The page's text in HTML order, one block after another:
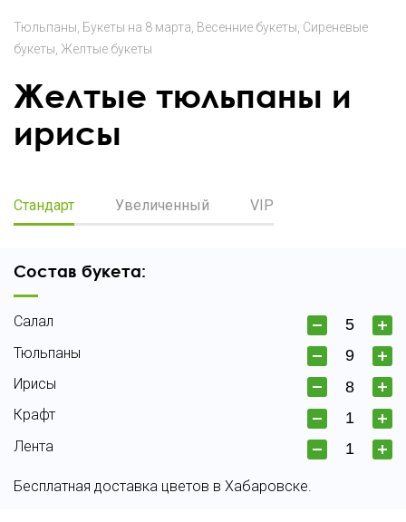
Тюльпаны Букеты на 8 марта Весенние букеты Сиреневые
букеты Желтые букеты
Желтые тюльпаны и
ирисы
Стандарт Увеличенный VIP
Состав букета:
Салал
Тюльпаны
Ирисы
Крафт
Лента
Бесплатная доставка цветов в Хабаровске.